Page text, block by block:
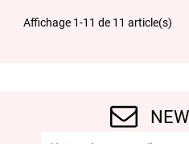
Affichage 1-11 de 11 article(s)